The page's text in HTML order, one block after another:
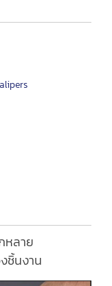
หลาย
ชิ้นงาน